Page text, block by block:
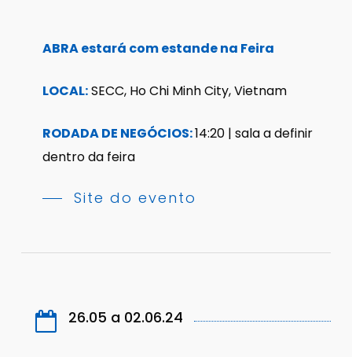
ABRA estará com estande na Feira
LOCAL:SECC, Ho Chi Minh City, Vietnam
RODADA DE NEGÓCIOS:14:20 | sala a definir
dentro da feira
Site do evento
26.05 a 02.06.24